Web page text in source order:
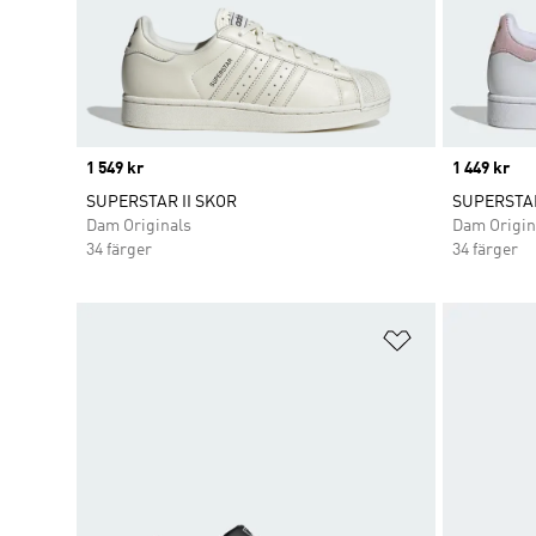
Price
1 549 kr
SUPERSTAR II SKOR
Dam Originals
34 färger
Price
1 449 kr
Dam
34 färger